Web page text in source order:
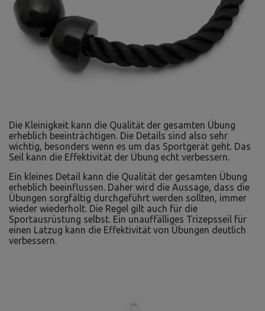
Die Kleinigkeit kann die Qualität der gesamten Übung
erheblich beeinträchtigen. Die Details sind also sehr
wichtig, besonders wenn es um das Sportgerät geht. Das
Seil kann die Effektivität der Übung echt verbessern.
Ein kleines Detail kann die Qualität der gesamten Übung
erheblich beeinflussen. Daher wird die Aussage, dass die
Übungen sorgfältig durchgeführt werden sollten, immer
wieder wiederholt. Die Regel gilt auch für die
Sportausrüstung selbst. Ein unauffälliges Trizepsseil für
einen Latzug kann die Effektivität von Übungen deutlich
verbessern.